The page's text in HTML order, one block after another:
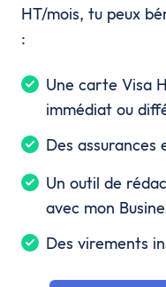
HT/mois, tu peux
:
Une carte Visa
immédiat ou
Des assurances
Un outil de
avec mon
Des virements